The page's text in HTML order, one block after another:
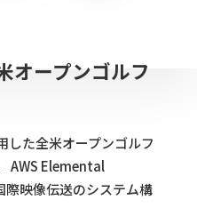
オープンゴルフ
した全米オープンゴルフ
AWS Elemental
映像伝送のシステム構